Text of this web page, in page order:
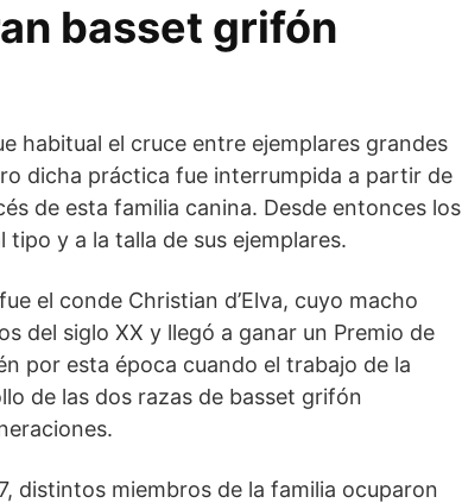
basset grifón
habitual el cruce entre ejemplares grandes
dicha práctica fue interrumpida a partir de
de esta familia canina. Desde entonces los
y a la talla de sus ejemplares.
el conde Christian d’Elva, cuyo macho
del siglo XX y llegó a ganar un Premio de
por esta época cuando el trabajo de la
de las dos razas de basset grifón
distintos miembros de la familia ocuparon